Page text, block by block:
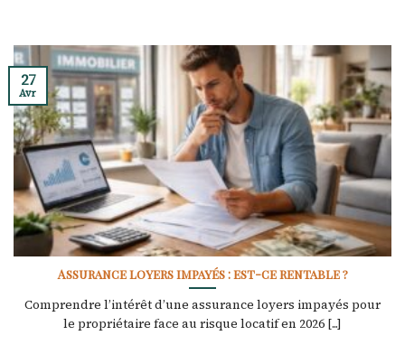
Assurance loyers impayés : est-ce rentable ?
Comprendre l’intérêt d’une assurance loyers impayés pour
le propriétaire face au risque locatif en 2026 [...]
27
Avr